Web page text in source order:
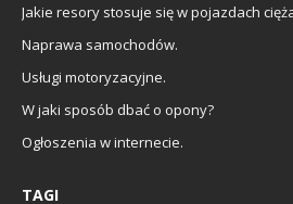
Jakie resory stosuje się w pojazdach
Naprawa samochodów.
Usługi motoryzacyjne.
W jaki sposób dbać o opony?
Ogłoszenia w internecie.
TAGI